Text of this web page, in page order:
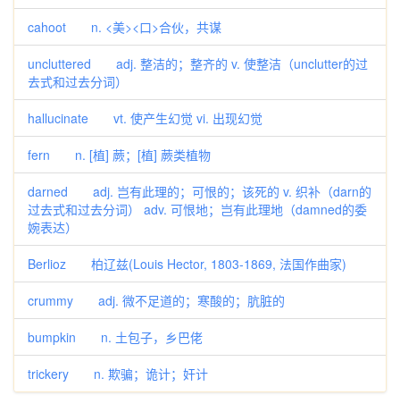
cahoot n. <美><口>合伙，共谋
uncluttered adj. 整洁的；整齐的 v. 使整洁（unclutter的过
去式和过去分词）
hallucinate vt. 使产生幻觉 vi. 出现幻觉
fern n. [植] 蕨；[植] 蕨类植物
darned adj. 岂有此理的；可恨的；该死的 v. 织补（darn的
过去式和过去分词） adv. 可恨地；岂有此理地（damned的委
婉表达）
Berlioz 柏辽兹(Louis Hector, 1803-1869, 法国作曲家)
crummy adj. 微不足道的；寒酸的；肮脏的
bumpkin n. 土包子，乡巴佬
trickery n. 欺骗；诡计；奸计